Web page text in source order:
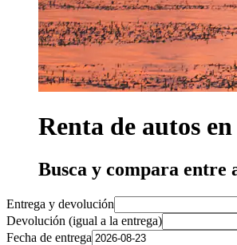
Renta de autos
Busca y compara entre
Entrega y devolución
Devolución (igual a la entrega)
Fecha de entrega